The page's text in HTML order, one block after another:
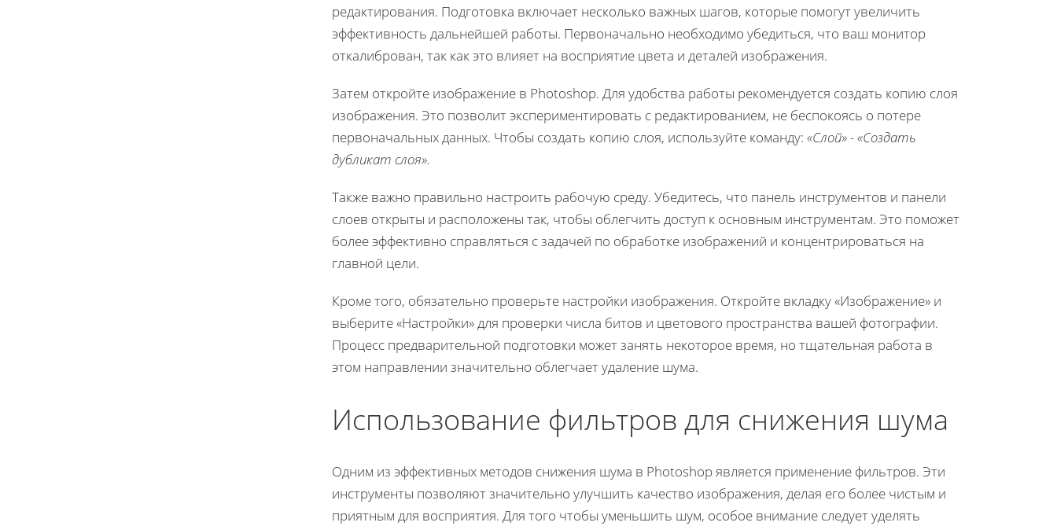
редактирования. Подготовка включает несколько важных шагов, которые помогут увеличить
эффективность дальнейшей работы. Первоначально необходимо убедиться, что ваш монитор
откалиброван, так как это влияет на восприятие цвета и деталей изображения.
Затем откройте изображение в Photoshop. Для удобства работы рекомендуется создать копию слоя
изображения. Это позволит экспериментировать с редактированием, не беспокоясь о потере
первоначальных данных. Чтобы создать копию слоя, используйте команду: «Слой» - «Создать
дубликат слоя».
Также важно правильно настроить рабочую среду. Убедитесь, что панель инструментов и панели
слоев открыты и расположены так, чтобы облегчить доступ к основным инструментам. Это поможет
более эффективно справляться с задачей по обработке изображений и концентрироваться на
главной цели.
Кроме того, обязательно проверьте настройки изображения. Откройте вкладку «Изображение» и
выберите «Настройки» для проверки числа битов и цветового пространства вашей фотографии.
Процесс предварительной подготовки может занять некоторое время, но тщательная работа в
этом направлении значительно облегчает удаление шума.
Использование фильтров для снижения шума
Одним из эффективных методов снижения шума в Photoshop является применение фильтров. Эти
инструменты позволяют значительно улучшить качество изображения, делая его более чистым и
приятным для восприятия. Для того чтобы уменьшить шум, особое внимание следует уделять